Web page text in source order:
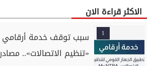
الاكثر قراءة الان
1
سبب توقف خدمة
«تنظيم الاتصالات»..